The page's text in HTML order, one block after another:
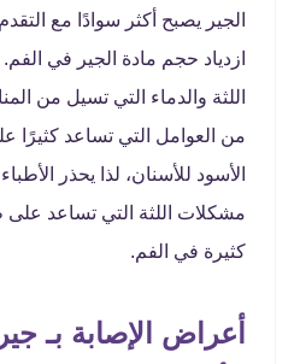
الجير يصبح أكثر سوادًا مع
ازدياد حجم مادة الجير في
اللثة والدماء التي تسيل من
من العوامل التي تساعد كثيرًا
الأسود للأسنان، لذا يحذر
مشكلات اللثة التي تساعد
كثيرة في الفم.
أعراض الإصابة بـ